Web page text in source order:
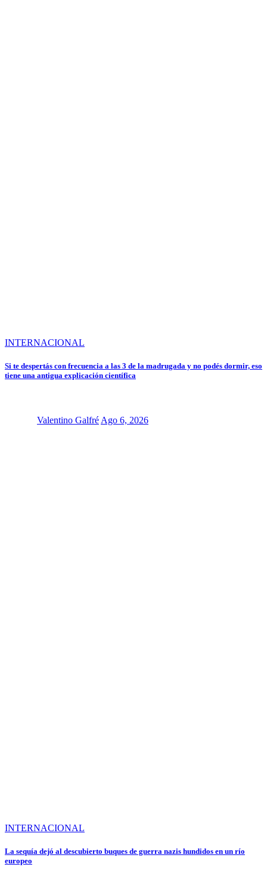
INTERNACIONAL
Si te despertás con frecuencia a las 3 de la madrugada y no podés dormir, eso
tiene una antigua explicación científica
Valentino Galfré Ago 6, 2026
INTERNACIONAL
La sequía dejó al descubierto buques de guerra nazis hundidos en un río
europeo